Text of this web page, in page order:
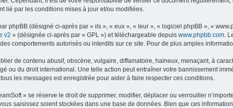
lié par les conditions mises à jour et/ou modifiées.
phpBB (désigné ci-après par « ils », « eux », « leur », « logiciel phpBB », «
v2 » (désignée ci-après par « GPL ») et téléchargeable depuis www.phpbb.com .
comportements autorisés ou interdits sur ce site. Pour de plus amples
de contenu abusif, obscène, vulgaire, diffamatoire, haineux, menaçant, à
ou du droit international. Une telle action peut entraîner votre bannissement
les messages est enregistrée pour aider à faire respecter ces conditions.
» se réserve le droit de supprimer, modifier, déplacer ou verrouiller
saisissez soient stockées dans une base de données. Bien que ces